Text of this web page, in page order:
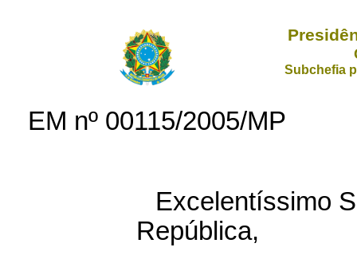
Subchefia
EM nº 00115/2005/MP
Excelentíssimo
República,